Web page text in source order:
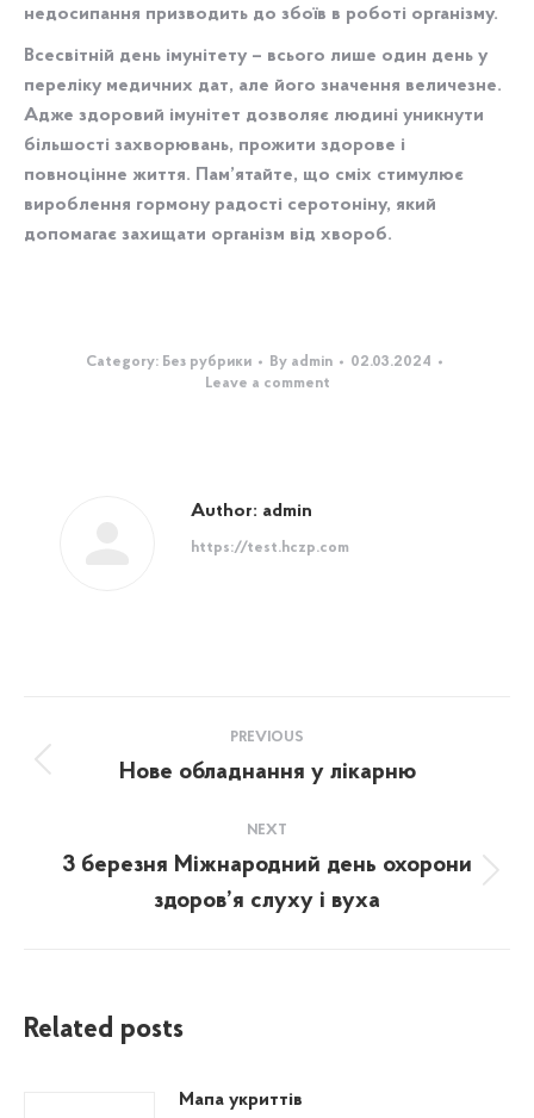
недосипання призводить до збоїв в роботі організму.
Всесвітній день імунітету – всього лише один день у
переліку медичних дат, але його значення величезне.
Адже здоровий імунітет дозволяє людині уникнути
більшості захворювань, прожити здорове і
повноцінне життя. Пам’ятайте, що сміх стимулює
вироблення гормону радості серотоніну, який
допомагає захищати організм від хвороб.
Category: Без рубрики By admin
02.03.2024
Leave a comment
Author: admin
https://test.hczp.com
navigation
PREVIOUS
Previous
Нове обладнання у лікарню
NEXT
post:
3 березня Міжнародний день охорони
здоров’я слуху і вуха
Related posts
Мапа укриттів